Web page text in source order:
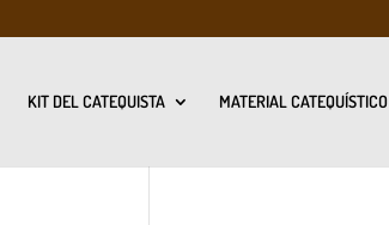
KIT DEL CATEQUISTA MATERIAL CATEQUÍSTICO